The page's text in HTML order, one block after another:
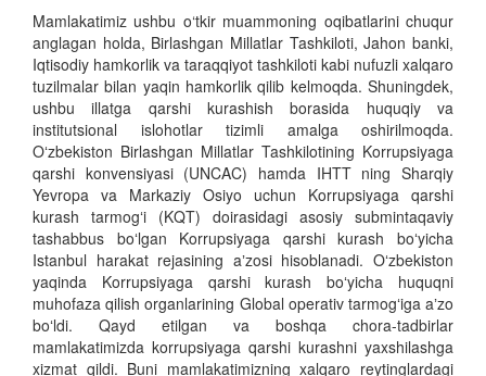
Mamlakatimiz ushbu o‘tkir muammoning oqibatlarini chuqur
anglagan holda, Birlashgan Millatlar Tashkiloti, Jahon banki,
Iqtisodiy hamkorlik va taraqqiyot tashkiloti kabi nufuzli xalqaro
tuzilmalar bilan yaqin hamkorlik qilib kelmoqda. Shuningdek,
ushbu illatga qarshi kurashish borasida huquqiy va
institutsional islohotlar tizimli amalga oshirilmoqda.
Oʻzbekiston Birlashgan Millatlar Tashkilotining Korrupsiyaga
qarshi konvensiyasi (UNCAC) hamda IHTT ning Sharqiy
Yevropa va Markaziy Osiyo uchun Korrupsiyaga qarshi
kurash tarmogʻi (KQT) doirasidagi asosiy submintaqaviy
tashabbus boʻlgan Korrupsiyaga qarshi kurash boʻyicha
Istanbul harakat rejasining aʼzosi hisoblanadi. Oʻzbekiston
yaqinda Korrupsiyaga qarshi kurash boʻyicha huquqni
muhofaza qilish organlarining Global operativ tarmogʻiga aʼzo
boʻldi. Qayd etilgan va boshqa chora-tadbirlar
mamlakatimizda korrupsiyaga qarshi kurashni yaxshilashga
xizmat qildi. Buni mamlakatimizning xalqaro reytinglardagi